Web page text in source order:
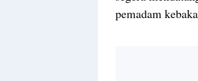
pemadam